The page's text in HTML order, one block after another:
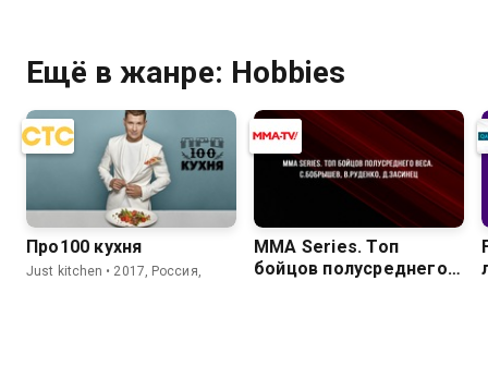
Ещё в жанре: Hobbies
Про100 кухня
Just kitchen • 2017, Россия,
MMA Series. Топ
бойцов полусреднего